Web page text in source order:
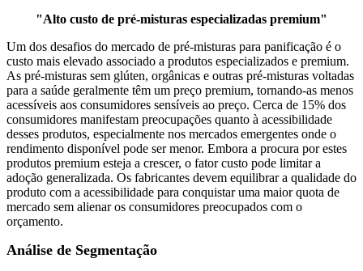
"Alto custo de pré-misturas especializadas premium"
Um dos desafios do mercado de pré-misturas para panificação é o
custo mais elevado associado a produtos especializados e premium.
As pré-misturas sem glúten, orgânicas e outras pré-misturas voltadas
para a saúde geralmente têm um preço premium, tornando-as menos
acessíveis aos consumidores sensíveis ao preço. Cerca de 15% dos
consumidores manifestam preocupações quanto à acessibilidade
desses produtos, especialmente nos mercados emergentes onde o
rendimento disponível pode ser menor. Embora a procura por estes
produtos premium esteja a crescer, o fator custo pode limitar a
adoção generalizada. Os fabricantes devem equilibrar a qualidade do
produto com a acessibilidade para conquistar uma maior quota de
mercado sem alienar os consumidores preocupados com o
orçamento.
Análise de Segmentação